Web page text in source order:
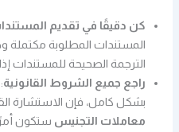
كن دقيقًا في تقديم
المستندات المطلوبة
الترجمة الصحيحة للمستندات
راجع جميع الشروط القانونية
بشكل كامل، فإن الاستشارة
معاملات التجنيس ستكون